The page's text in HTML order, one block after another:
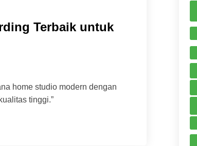
Terbaik untuk
home studio modern dengan
tinggi.”